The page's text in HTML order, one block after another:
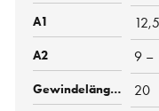
9 –
20